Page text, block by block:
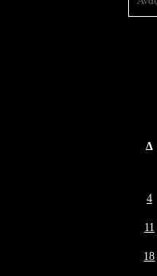
Δ
4
11
18